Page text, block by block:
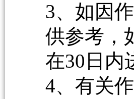
3、如因
供参考，
在30日内
4、有关